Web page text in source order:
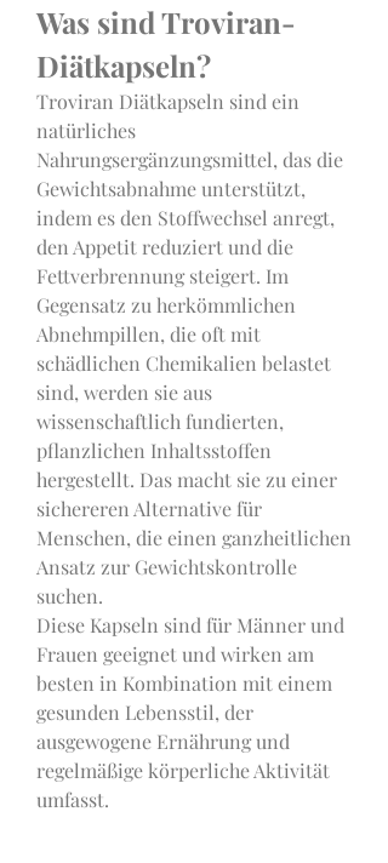
Was sind Troviran-
Diätkapseln?
Troviran Diätkapseln sind ein
natürliches
Nahrungsergänzungsmittel, das die
Gewichtsabnahme unterstützt,
indem es den Stoffwechsel anregt,
den Appetit reduziert und die
Fettverbrennung steigert. Im
Gegensatz zu herkömmlichen
Abnehmpillen, die oft mit
schädlichen Chemikalien belastet
sind, werden sie aus
wissenschaftlich fundierten,
pflanzlichen Inhaltsstoffen
hergestellt. Das macht sie zu einer
sichereren Alternative für
Menschen, die einen ganzheitlichen
Ansatz zur Gewichtskontrolle
suchen.
Diese Kapseln sind für Männer und
Frauen geeignet und wirken am
besten in Kombination mit einem
gesunden Lebensstil, der
ausgewogene Ernährung und
regelmäßige körperliche Aktivität
umfasst.